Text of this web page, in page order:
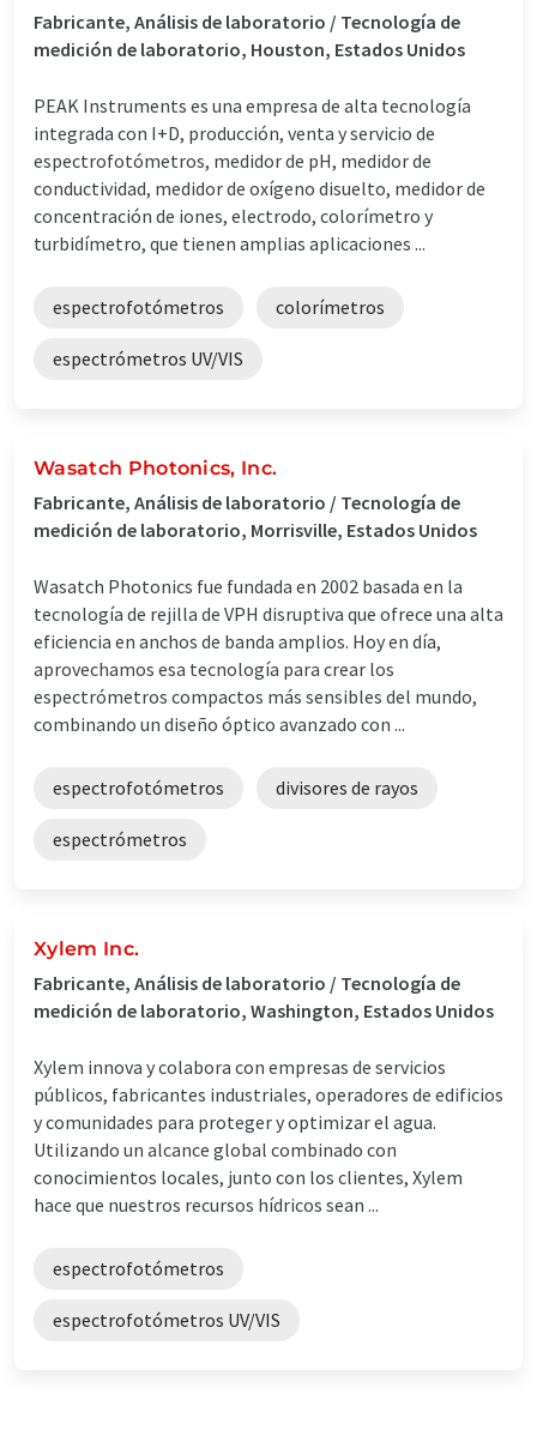
Fabricante, Análisis de laboratorio / Tecnología de
medición de laboratorio, Houston, Estados Unidos
PEAK Instruments es una empresa de alta tecnología
integrada con I+D, producción, venta y servicio de
espectrofotómetros, medidor de pH, medidor de
conductividad, medidor de oxígeno disuelto, medidor de
concentración de iones, electrodo, colorímetro y
turbidímetro, que tienen amplias aplicaciones ...
espectrofotómetros colorímetros
espectrómetros UV/VIS
Wasatch Photonics, Inc.
Fabricante, Análisis de laboratorio / Tecnología de
medición de laboratorio, Morrisville, Estados Unidos
Wasatch Photonics fue fundada en 2002 basada en la
tecnología de rejilla de VPH disruptiva que ofrece una alta
eficiencia en anchos de banda amplios. Hoy en día,
aprovechamos esa tecnología para crear los
espectrómetros compactos más sensibles del mundo,
combinando un diseño óptico avanzado con ...
espectrofotómetros divisores de rayos
espectrómetros
Xylem Inc.
Fabricante, Análisis de laboratorio / Tecnología de
medición de laboratorio, Washington, Estados Unidos
Xylem innova y colabora con empresas de servicios
públicos, fabricantes industriales, operadores de edificios
y comunidades para proteger y optimizar el agua.
Utilizando un alcance global combinado con
conocimientos locales, junto con los clientes, Xylem
hace que nuestros recursos hídricos sean ...
espectrofotómetros
espectrofotómetros UV/VIS